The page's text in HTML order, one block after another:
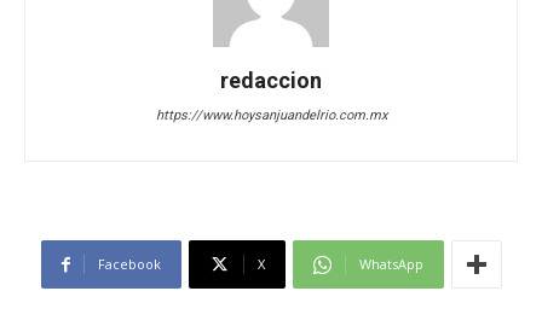
redaccion
https://www.hoysanjuandelrio.com.mx
Facebook X WhatsApp